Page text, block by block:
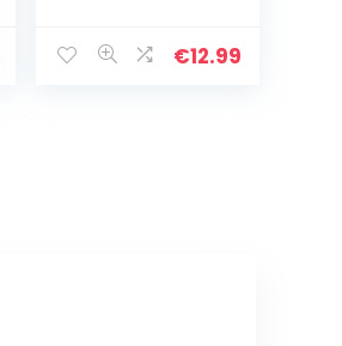
r Piepende hond
€12.99